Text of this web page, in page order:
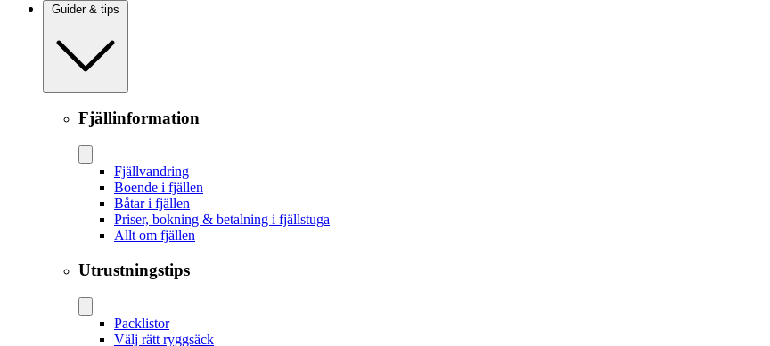
Guider & tips
Fjällinformation
Fjällvandring
Boende i fjällen
Båtar i fjällen
Priser, bokning & betalning i fjällstuga
Allt om fjällen
Utrustningstips
Packlistor
Välj rätt ryggsäck